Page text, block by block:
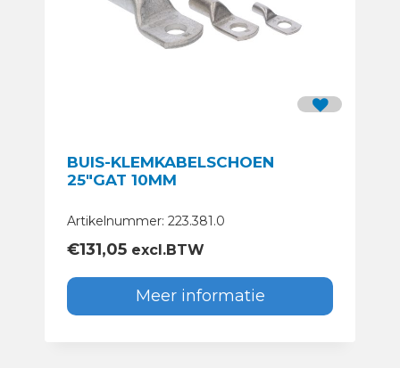
BUIS-KLEMKABELSCHOEN
25″GAT 10MM
Artikelnummer: 223.381.0
€131,05 excl.BTW
Meer informatie